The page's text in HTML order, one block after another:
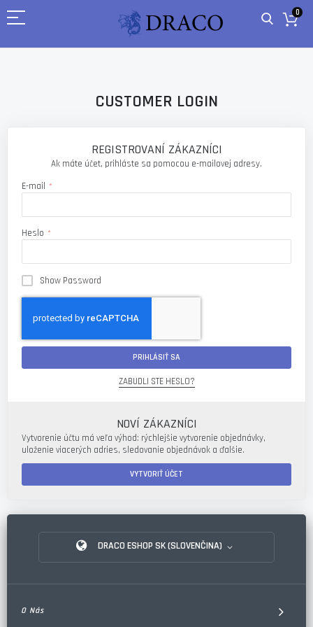
0
CUSTOMER LOGIN
REGISTROVANÍ ZÁKAZNÍCI
Ak máte účet, prihláste sa pomocou e-mailovej adresy.
E-mail
Heslo
Show Password
PRIHLÁSIŤ SA
ZABUDLI STE HESLO?
NOVÍ ZÁKAZNÍCI
Vytvorenie účtu má veľa výhod: rýchlejšie vytvorenie objednávky,
uloženie viacerých adries, sledovanie objednávok a ďalšie.
VYTVORIŤ ÚČET
DRACO ESHOP SK (SLOVENČINA)
O Nás